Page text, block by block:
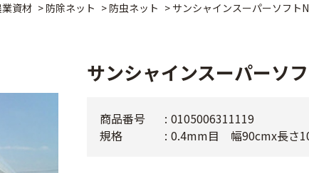
業資材 > 防除ネット > 防虫ネット > サンシャインスーパーソフト
サンシャインスーパーソ
商品番号
0105006311119
規格
0.4mm目 幅90cmx長さ